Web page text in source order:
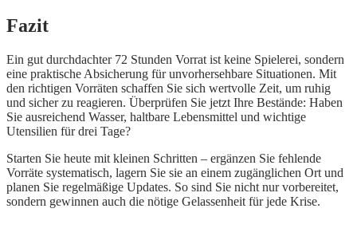
Fazit
Ein gut durchdachter 72 Stunden Vorrat ist keine Spielerei, sondern
eine praktische Absicherung für unvorhersehbare Situationen. Mit
den richtigen Vorräten schaffen Sie sich wertvolle Zeit, um ruhig
und sicher zu reagieren. Überprüfen Sie jetzt Ihre Bestände: Haben
Sie ausreichend Wasser, haltbare Lebensmittel und wichtige
Utensilien für drei Tage?
Starten Sie heute mit kleinen Schritten – ergänzen Sie fehlende
Vorräte systematisch, lagern Sie sie an einem zugänglichen Ort und
planen Sie regelmäßige Updates. So sind Sie nicht nur vorbereitet,
sondern gewinnen auch die nötige Gelassenheit für jede Krise.